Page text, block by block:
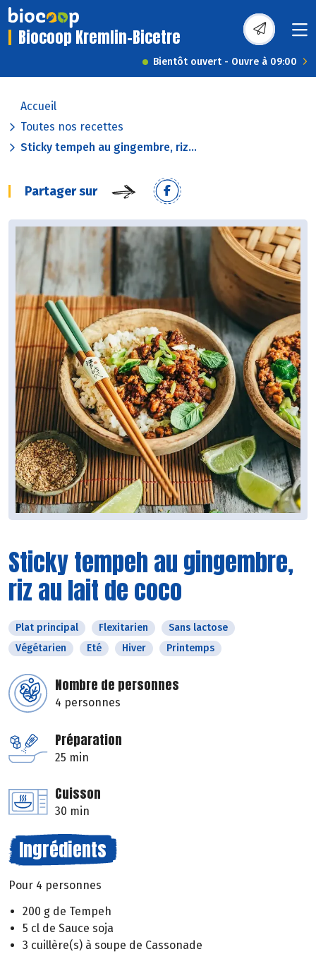
Biocoop Kremlin-Bicetre
Bientôt ouvert - Ouvre à 09:00
Accueil
Toutes nos recettes
Sticky tempeh au gingembre, riz...
Partager sur
Sticky tempeh au gingembre,
riz au lait de coco
Plat principal Flexitarien
Sans lactose
Végétarien
Eté Hiver Printemps
Nombre de personnes
4 personnes
Préparation
25 min
Cuisson
30 min
Ingrédients
Pour 4 personnes
200 g de Tempeh
5 cl de Sauce soja
3 cuillère(s) à soupe de Cassonade